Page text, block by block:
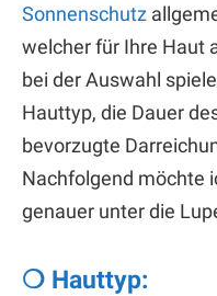
Sonnenschutz
welcher für Ihre Haut
bei der Auswahl
Hauttyp, die Dauer
bevorzugte
Nachfolgend möchte
genauer unter die
❍ Hauttyp: